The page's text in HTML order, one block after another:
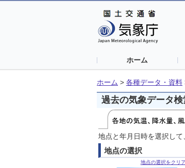
ホーム
ホーム > 各種データ・資料
過去の気象データ検
地点と年月日時を選択して
地点の選択
地点の選択をクリア